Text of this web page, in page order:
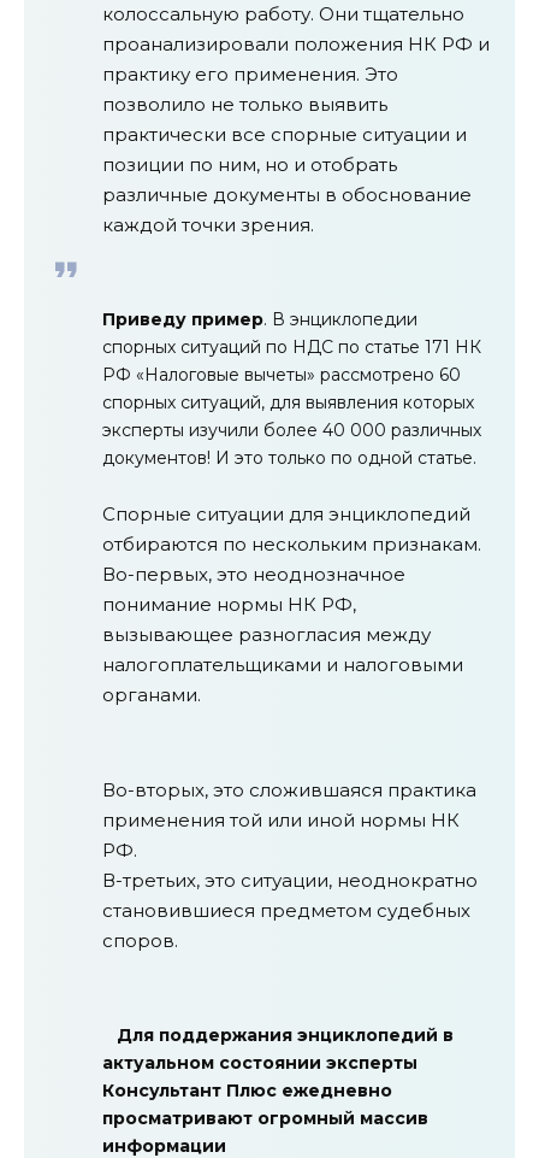
колоссальную работу. Они тщательно
проанализировали положения НК РФ и
практику его применения. Это
позволило не только выявить
практически все спорные ситуации и
позиции по ним, но и отобрать
различные документы в обоснование
каждой точки зрения.
Приведу пример. В энциклопедии
спорных ситуаций по НДС по статье 171 НК
РФ «Налоговые вычеты» рассмотрено 60
спорных ситуаций, для выявления которых
эксперты изучили более 40 000 различных
документов! И это только по одной статье.
Спорные ситуации для энциклопедий
отбираются по нескольким признакам.
Во-первых, это неоднозначное
понимание нормы НК РФ,
вызывающее разногласия между
налогоплательщиками и налоговыми
органами.
Во-вторых, это сложившаяся практика
применения той или иной нормы НК
РФ.
В-третьих, это ситуации, неоднократно
становившиеся предметом судебных
споров.
Для поддержания энциклопедий в
актуальном состоянии эксперты
Консультант Плюс ежедневно
просматривают огромный массив
информации